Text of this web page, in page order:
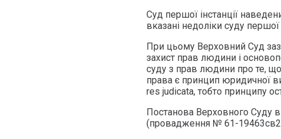
Суд першої інстанції
вказані недоліки суду
При цьому Верховний Суд
захист прав людини і
суду з прав людини про те,
права є принцип юридичної
res judicata, тобто принципу
Постанова Верховного Суду
(провадження № 61-